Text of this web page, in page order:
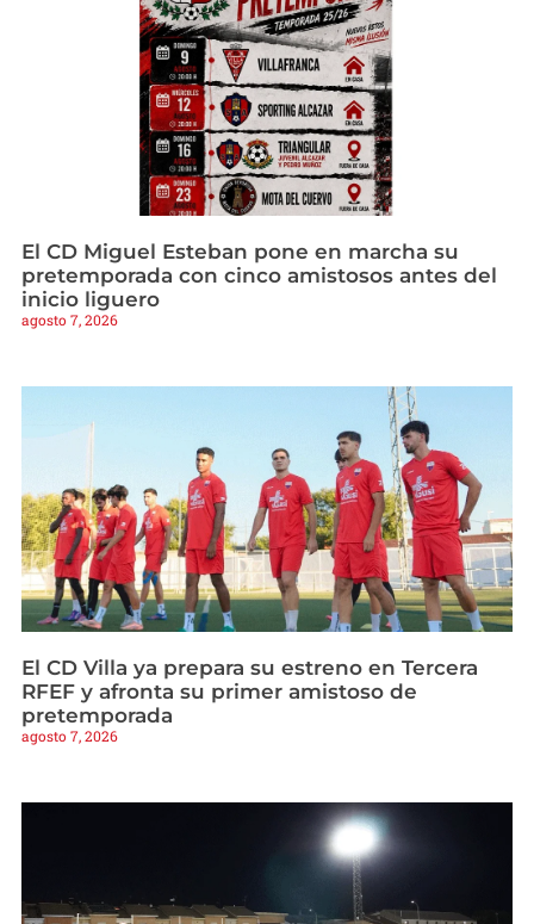
El CD Miguel Esteban pone en marcha su
pretemporada con cinco amistosos antes del
inicio liguero
agosto 7, 2026
El CD Villa ya prepara su estreno en Tercera
RFEF y afronta su primer amistoso de
pretemporada
agosto 7, 2026